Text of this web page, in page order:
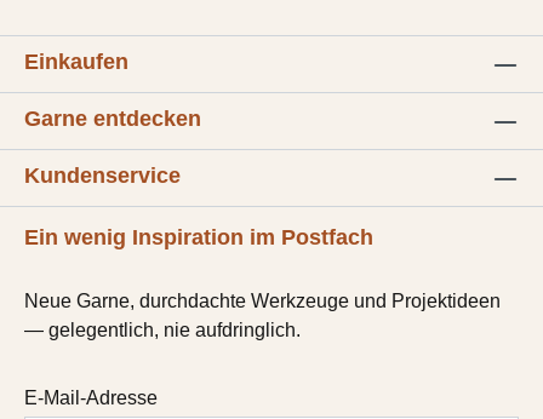
Einkaufen
Garne entdecken
Kundenservice
Ein wenig Inspiration im Postfach
Neue Garne, durchdachte Werkzeuge und Projektideen
— gelegentlich, nie aufdringlich.
E-Mail-Adresse